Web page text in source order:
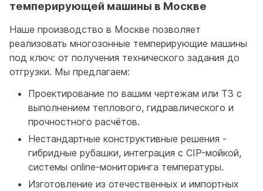
темперирующей машины в Москве
Наше производство в Москве позволяет
реализовать многозонные темперирующие машины
под ключ: от получения технического задания до
отгрузки. Мы предлагаем:
Проектирование по вашим чертежам или ТЗ с
выполнением теплового, гидравлического и
прочностного расчётов.
Нестандартные конструктивные решения -
гибридные рубашки, интеграция с CIP-мойкой,
системы online-мониторинга температуры.
Изготовление из отечественных и импортных